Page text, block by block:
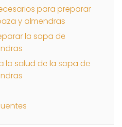
para preparar
y almendras
la sopa de
la salud de la sopa de